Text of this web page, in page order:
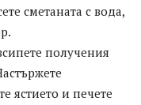
сметаната с вода,
получения
ястието и печете